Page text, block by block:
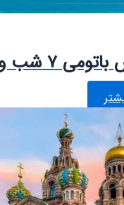
۷ شب و ۸ روز